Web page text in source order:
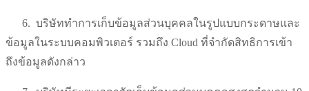
6. บริษัททำการเก็บข้อมูลส่วนบุคคลในรูปแบบกระดาษและ
ข้อมูลในระบบคอมพิวเตอร์ รวมถึง Cloud ที่จำกัดสิทธิการเข้า
ถึงข้อมูลดังกล่าว